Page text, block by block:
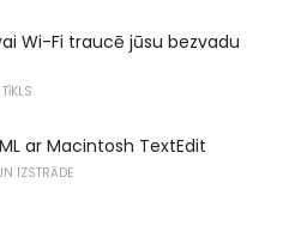
Wi-Fi traucē jūsu bezvadu
ar Macintosh TextEdit
IZSTRĀDE